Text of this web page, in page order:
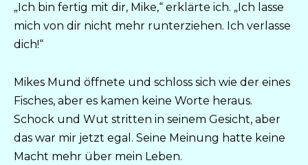
„Ich bin fertig mit dir, Mike,“ erklärte ich. „Ich lasse
mich von dir nicht mehr runterziehen. Ich verlasse
dich!“
Mikes Mund öffnete und schloss sich wie der eines
Fisches, aber es kamen keine Worte heraus.
Schock und Wut stritten in seinem Gesicht, aber
das war mir jetzt egal. Seine Meinung hatte keine
Macht mehr über mein Leben.